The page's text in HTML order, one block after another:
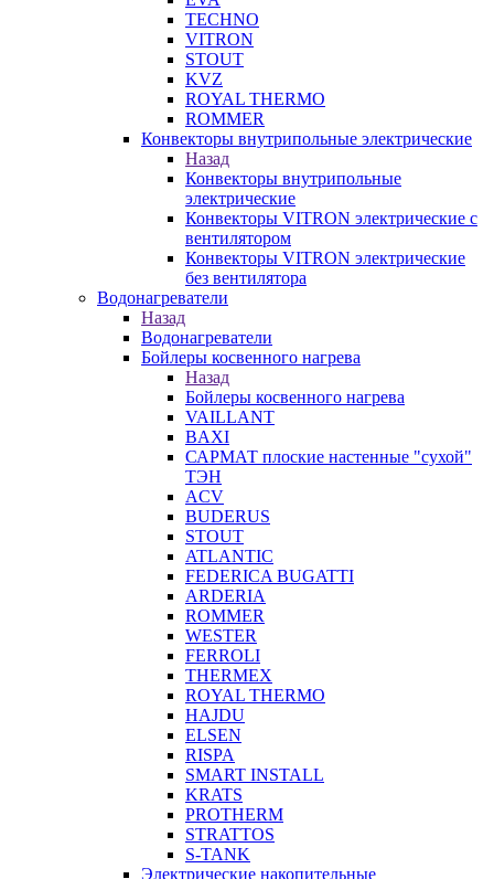
TECHNO
VITRON
STOUT
KVZ
ROYAL THERMO
ROMMER
Конвекторы внутрипольные электрические
Назад
Конвекторы внутрипольные
электрические
Конвекторы VITRON электрические с
вентилятором
Конвекторы VITRON электрические
без вентилятора
Водонагреватели
Назад
Водонагреватели
Бойлеры косвенного нагрева
Назад
Бойлеры косвенного нагрева
VAILLANT
BAXI
САРМАТ плоские настенные "сухой"
ТЭН
ACV
BUDERUS
STOUT
ATLANTIC
FEDERICA BUGATTI
ARDERIA
ROMMER
WESTER
FERROLI
THERMEX
ROYAL THERMO
HAJDU
ELSEN
RISPA
SMART INSTALL
KRATS
PROTHERM
STRATTOS
S-TANK
Электрические накопительные